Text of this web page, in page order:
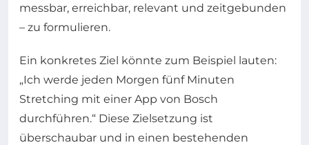
messbar, erreichbar, relevant und zeitgebunden
– zu formulieren.
Ein konkretes Ziel könnte zum Beispiel lauten:
„Ich werde jeden Morgen fünf Minuten
Stretching mit einer App von Bosch
durchführen.“ Diese Zielsetzung ist
überschaubar und in einen bestehenden